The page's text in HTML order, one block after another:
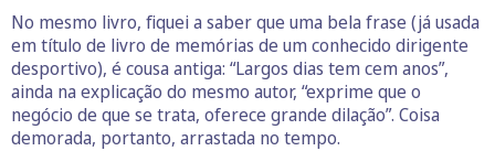
No mesmo livro, fiquei a saber que uma bela frase (já usada
em título de livro de memórias de um conhecido dirigente
desportivo), é cousa antiga: “Largos dias tem cem anos”,
ainda na explicação do mesmo autor, “exprime que o
negócio de que se trata, oferece grande dilação”. Coisa
demorada, portanto, arrastada no tempo.